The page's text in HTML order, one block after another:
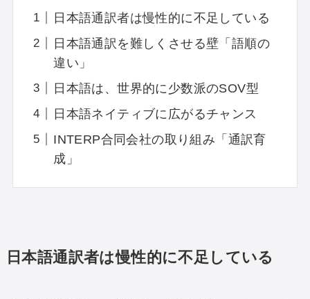
日本語通訳者は慢性的に不足している
日本語通訳を難しくさせる壁「語順の
違い」
日本語は、世界的に少数派のSOV型
日本語ネイティブに広がるチャンス
INTERP合同会社の取り組み「通訳育
成」
日本語通訳者は慢性的に不足している